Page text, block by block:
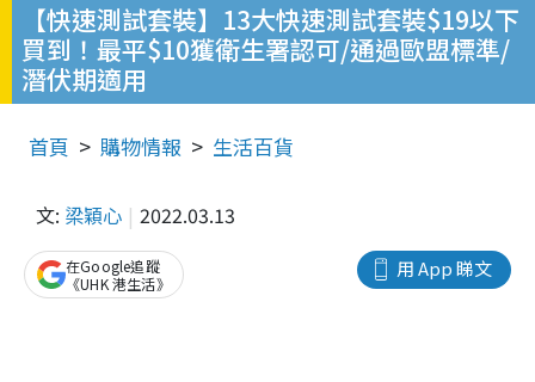
【快速測試套裝】13大快速測試套裝$19以下
買到！最平$10獲衛生署認可/通過歐盟標準/
潛伏期適用
首頁 購物情報 生活百貨
文: 梁穎心 2022.03.13
用 App 睇文
在Google追蹤
《UHK 港生活》